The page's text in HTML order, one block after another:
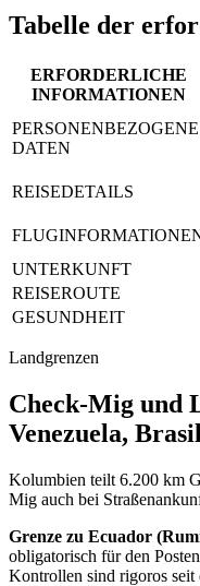
Tabelle der
ERFORDERLICHE
INFORMATIONEN
PERSONENBEZOGENE
DATEN
REISEDETAILS
UNTERKUNFT
REISEROUTE
GESUNDHEIT
Landgrenzen
Check-Mig und
Venezuela,
Kolumbien teilt 6.200 km
Mig auch bei
Grenze zu Ecuador
obligatorisch für den
Kontrollen sind rigoros